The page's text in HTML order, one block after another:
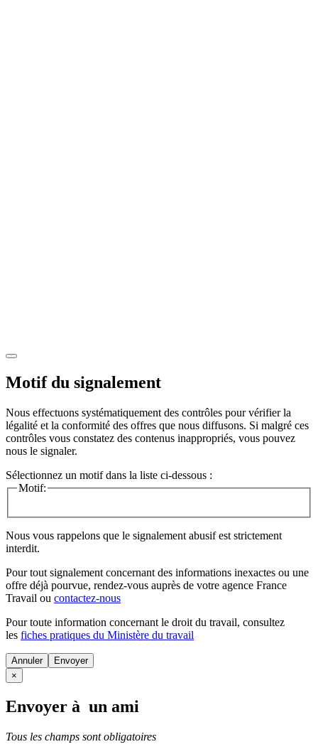
Motif du signalement
Nous effectuons systématiquement des contrôles pour vérifier la
légalité et la conformité des offres que nous diffusons. Si malgré ces
contrôles vous constatez des contenus inappropriés, vous pouvez
nous le signaler.
Sélectionnez un motif dans la liste ci-dessous :
Motif:
Nous vous rappelons que le signalement abusif est strictement
interdit.
Pour tout signalement concernant des informations inexactes ou une
offre déjà pourvue, rendez-vous auprès de votre agence France
Travail ou contactez-nous
Pour toute information concernant le droit du travail, consultez
les fiches pratiques du Ministère du travail
Annuler
×
Envoyer à un ami
Tous les champs sont obligatoires